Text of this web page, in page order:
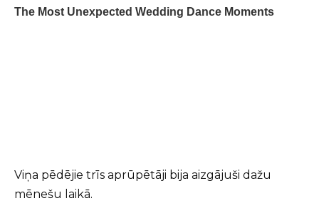
Viņa pēdējie trīs aprūpētāji bija aizgājuši dažu
mēnešu laikā.